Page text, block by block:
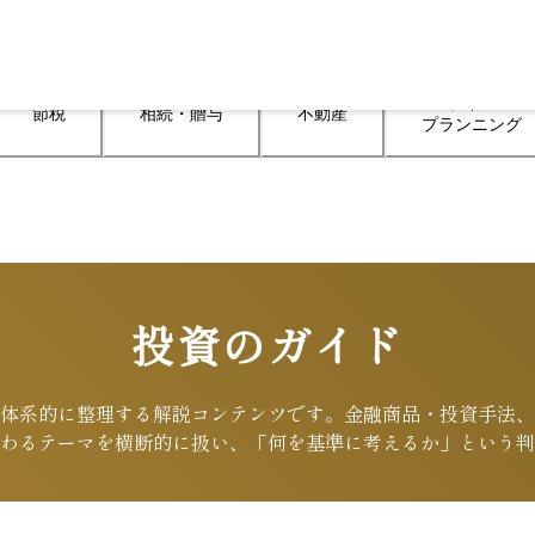
節税 相続・贈与 不動産
プランニング
投資のガイド
系的に整理する解説コンテンツです。金融商品・投資手法
るテーマを横断的に扱い、「何を基準に考えるか」という